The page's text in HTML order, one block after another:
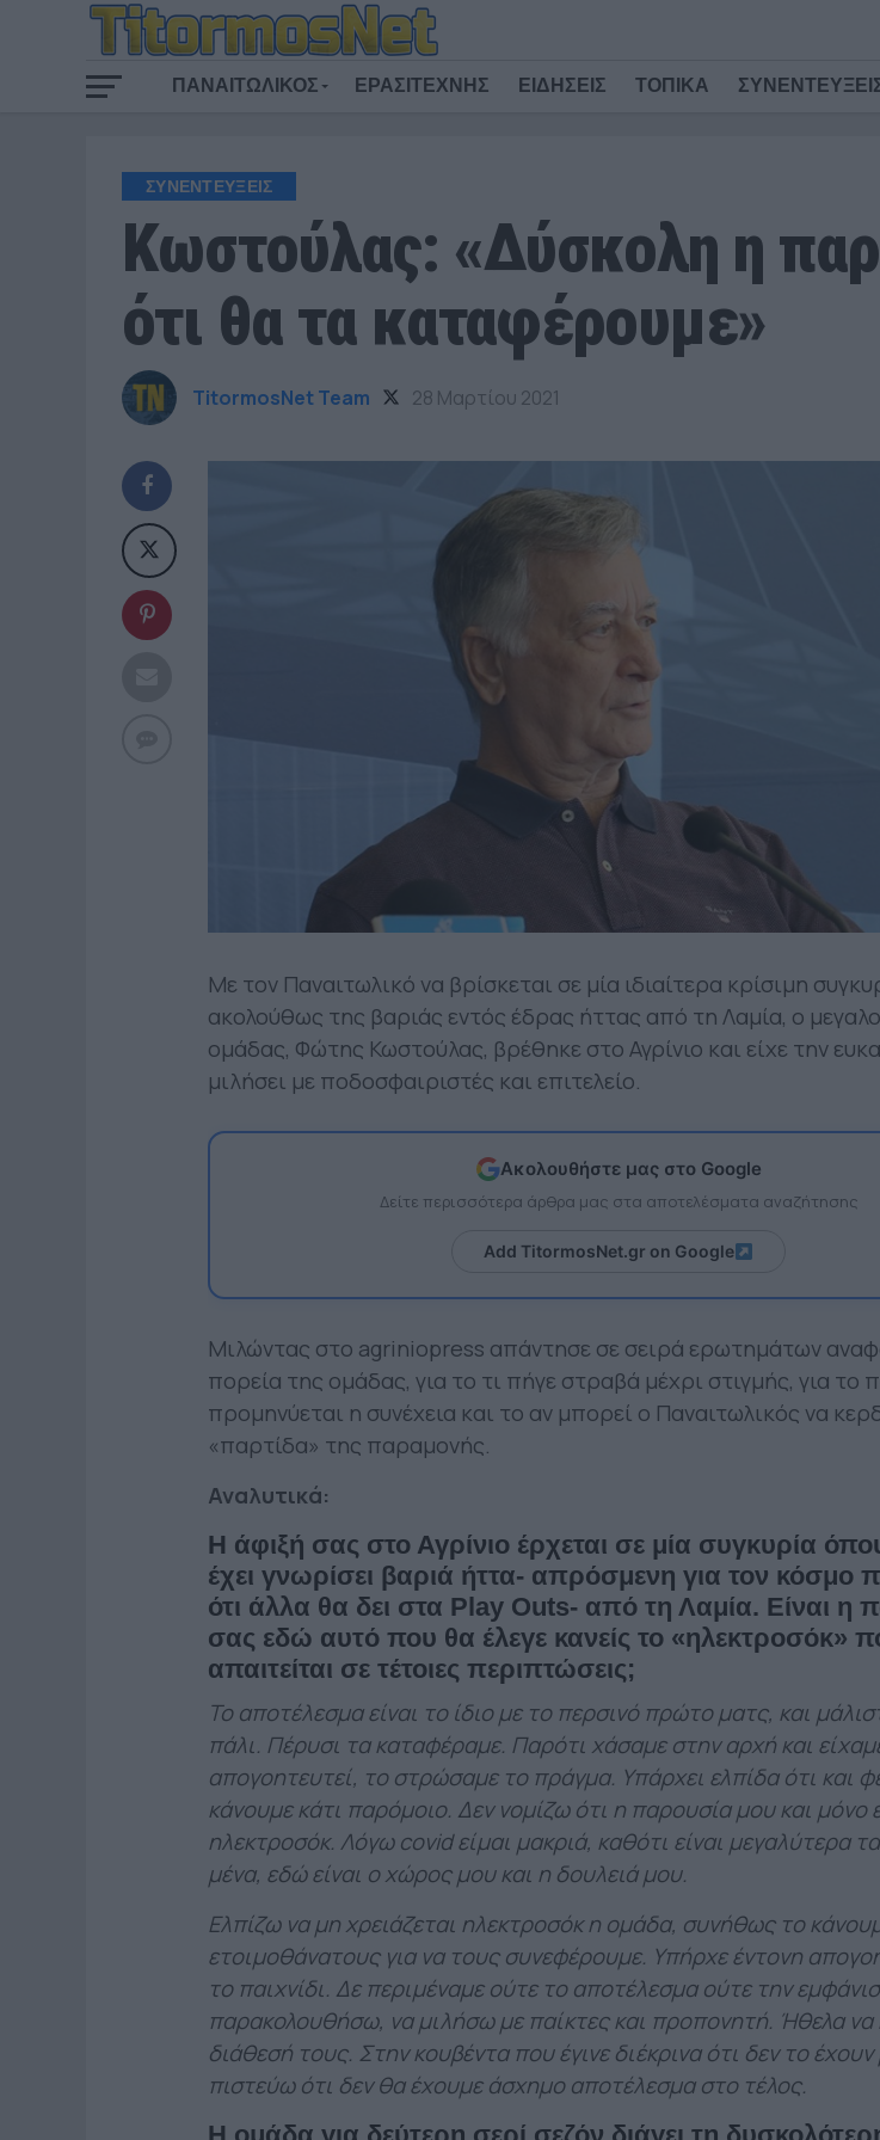
ΠΑΝΑΙΤΩΛΙΚΟΣ ΕΡΑΣΙΤΕΧΝΗΣ ΕΙΔΗΣΕΙΣ ΤΟΠΙΚΑ
ΣΥΝΕΝΤΕΥΞΕΙΣ
Κωστούλας: «Δύσκολη η
ότι θα τα καταφέρουμε»
TitormosNet Team 28 Μαρτίου 2021
Με τον Παναιτωλικό να βρίσκεται σε μία ιδιαίτερα κρίσιμη
ακολούθως της βαριάς εντός έδρας ήττας από τη Λαμία, ο
ομάδας, Φώτης Κωστούλας, βρέθηκε στο Αγρίνιο και είχε την
μιλήσει με ποδοσφαιριστές και επιτελείο.
Ακολουθήστε μας στο Google
Δείτε περισσότερα άρθρα μας στα αποτελέσματα αναζήτησης
Add TitormosNet.gr on Google
Μιλώντας στο agriniopress απάντησε σε σειρά ερωτημάτων
πορεία της ομάδας, για το τι πήγε στραβά μέχρι στιγμής, για το
προμηνύεται η συνέχεια και το αν μπορεί ο Παναιτωλικός να
«παρτίδα» της παραμονής.
Αναλυτικά:
Η άφιξή σας στο Αγρίνιο έρχεται σε μία συγκυρία
έχει γνωρίσει βαριά ήττα- απρόσμενη για τον κόσμο
ότι άλλα θα δει στα Play Outs- από τη Λαμία. Είναι η
σας εδώ αυτό που θα έλεγε κανείς το «ηλεκτροσόκ»
απαιτείται σε τέτοιες περιπτώσεις;
To αποτέλεσμα είναι το ίδιο με το περσινό πρώτο ματς, και
πάλι. Πέρυσι τα καταφέραμε. Παρότι χάσαμε στην αρχή και
απογοητευτεί, το στρώσαμε το πράγμα. Υπάρχει ελπίδα ότι και
κάνουμε κάτι παρόμοιο. Δεν νομίζω ότι η παρουσία μου και μόνο
ηλεκτροσόκ. Λόγω covid είμαι μακριά, καθότι είναι μεγαλύτερα
μένα, εδώ είναι ο χώρος μου και η δουλειά μου.
Ελπίζω να μη χρειάζεται ηλεκτροσόκ η ομάδα, συνήθως το
ετοιμοθάνατους για να τους συνεφέρουμε. Υπήρχε έντονη
το παιχνίδι. Δε περιμέναμε ούτε το αποτέλεσμα ούτε την
παρακολουθήσω, να μιλήσω με παίκτες και προπονητή. Ήθελα
διάθεσή τους. Στην κουβέντα που έγινε διέκρινα ότι δεν το
πιστεύω ότι δεν θα έχουμε άσχημο αποτέλεσμα στο τέλος.